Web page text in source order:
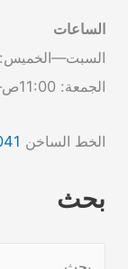
الساعات
السبت—الخميس:
الجمعة: 11:00ص–9:00م
الخط الساخن
بحث